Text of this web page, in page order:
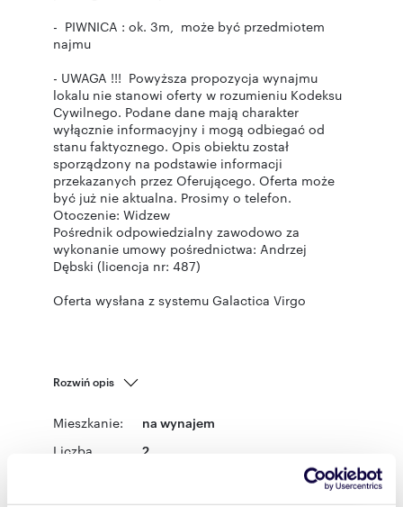
- PIWNICA : ok. 3m, może być przedmiotem
najmu
- UWAGA !!! Powyższa propozycja wynajmu
lokalu nie stanowi oferty w rozumieniu Kodeksu
Cywilnego. Podane dane mają charakter
wyłącznie informacyjny i mogą odbiegać od
stanu faktycznego. Opis obiektu został
sporządzony na podstawie informacji
przekazanych przez Oferującego. Oferta może
być już nie aktualna. Prosimy o telefon.
Otoczenie: Widzew
Pośrednik odpowiedzialny zawodowo za
wykonanie umowy pośrednictwa: Andrzej
Dębski (licencja nr: 487)
Oferta wysłana z systemu Galactica Virgo
Rozwiń opis
Mieszkanie: na wynajem
Liczba
2